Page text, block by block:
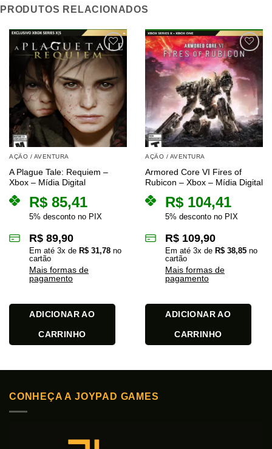
PRODUTOS RELACIONADOS
AÇÃO / AVENTURA
A Plague Tale: Requiem –
Xbox – Mídia Digital
R$ 85,41
5% desconto no PIX
R$ 89,90
Em até 3x de R$ 31,78 no
cartão
Mais formas de
pagamento
ADICIONAR AO
CARRINHO
AÇÃO / AVENTURA
Armored Core VI Fires of
Rubicon – Xbox – Mídia Digital
R$ 104,41
5% desconto no PIX
R$ 109,90
Em até 3x de R$ 38,85 no
cartão
Mais formas de
pagamento
ADICIONAR AO
CARRINHO
CONHEÇA A JOYPAD GAMES